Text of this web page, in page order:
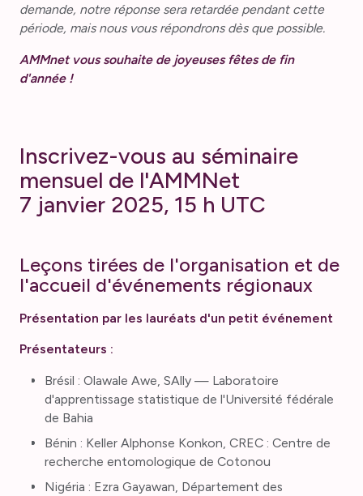
demande, notre réponse sera retardée pendant cette
période, mais nous vous répondrons dès que possible.
AMMnet vous souhaite de joyeuses fêtes de fin
d'année !
Inscrivez-vous au séminaire
mensuel de l'AMMNet
7 janvier 2025, 15 h UTC
Leçons tirées de l'organisation et de
l'accueil d'événements régionaux
Présentation par les lauréats d'un petit événement
Présentateurs :
Brésil : Olawale Awe, SAlly — Laboratoire
d'apprentissage statistique de l'Université fédérale
de Bahia
Bénin : Keller Alphonse Konkon, CREC : Centre de
recherche entomologique de Cotonou
Nigéria : Ezra Gayawan, Département des